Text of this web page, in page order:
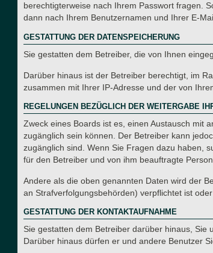
berechtigterweise nach Ihrem Passwort fragen.
dann nach Ihrem Benutzernamen und Ihrer E-
GESTATTUNG DER DATENSPEICHERUNG
Sie gestatten dem Betreiber, die von Ihnen
Darüber hinaus ist der Betreiber berechtigt, im
zusammen mit Ihrer IP-Adresse und der von
REGELUNGEN BEZÜGLICH DER WEITERGABE
Zweck eines Boards ist es, einen Austausch mit
zugänglich sein können. Der Betreiber kann
zugänglich sind. Wenn Sie Fragen dazu haben,
für den Betreiber und von ihm beauftragte
Andere als die oben genannten Daten wird der
an Strafverfolgungsbehörden) verpflichtet ist
GESTATTUNG DER KONTAKTAUFNAHME
Sie gestatten dem Betreiber darüber hinaus,
Darüber hinaus dürfen er und andere Benutzer